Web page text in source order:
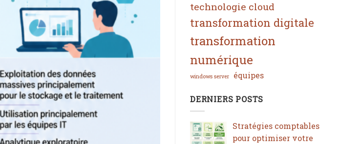
technologie cloud
transformation digitale
transformation
numérique
windows server équipes
DERNIERS POSTS
Stratégies comptables
pour optimiser votre